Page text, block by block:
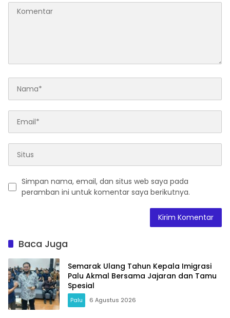
Simpan nama, email, dan situs web saya pada
peramban ini untuk komentar saya berikutnya.
Baca Juga
Semarak Ulang Tahun Kepala Imigrasi
Palu Akmal Bersama Jajaran dan Tamu
Spesial
Palu 6 Agustus 2026